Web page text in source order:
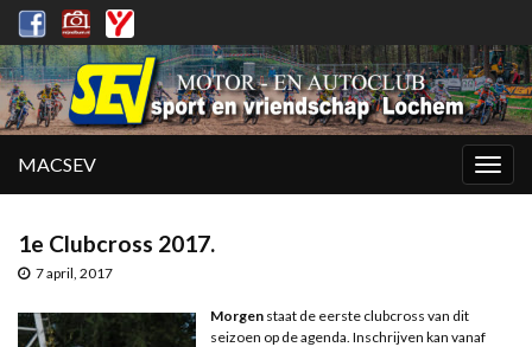
MACSEV
1e Clubcross 2017.
7 april, 2017
Morgen staat de eerste clubcross van dit
seizoen op de agenda. Inschrijven kan vanaf